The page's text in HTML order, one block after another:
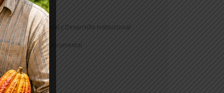
Genero
Secretaría General y Desarrollo Institucional
Gestión Documental
Notificaciones